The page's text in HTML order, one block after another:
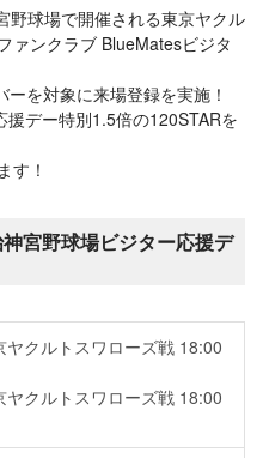
球場で開催される東京ヤクル
ァンクラブ BlueMatesビジタ
を対象に来場登録を実施！
デー特別1.5倍の120STARを
す！
宮野球場ビジター応援デ
クルトスワローズ戦 18:00
クルトスワローズ戦 18:00